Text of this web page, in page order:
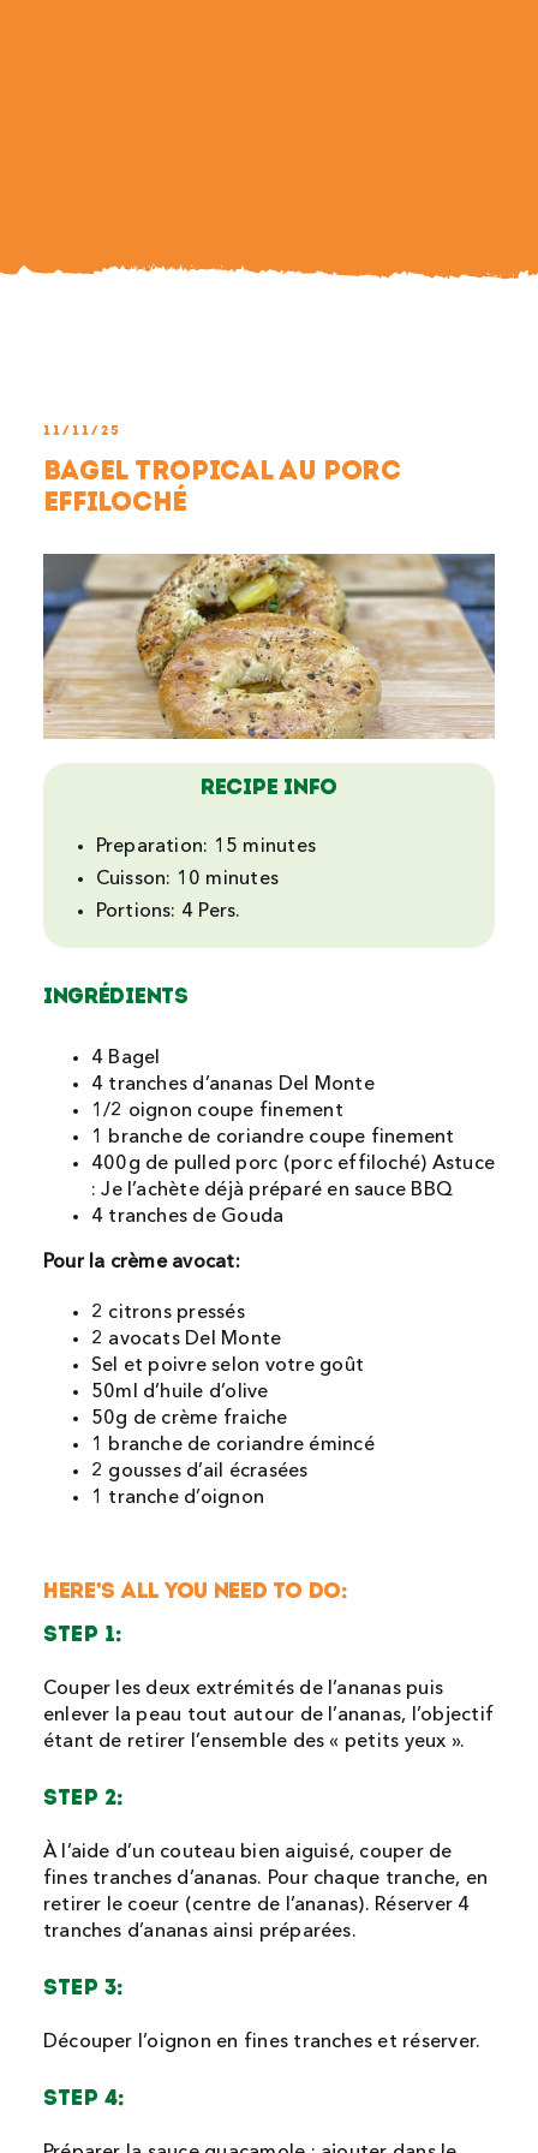
11/11/25
Bagel tropical au porc
effiloché
Recipe Info
Preparation: 15 minutes
Cuisson: 10 minutes
Portions: 4 Pers.
Ingrédients
4 Bagel
4 tranches d’ananas Del Monte
1/2 oignon coupe finement
1 branche de coriandre coupe finement
400g de pulled porc (porc effiloché) Astuce
: Je l’achète déjà préparé en sauce BBQ
4 tranches de Gouda
Pour la crème avocat:
2 citrons pressés
2 avocats Del Monte
Sel et poivre selon votre goût
50ml d’huile d’olive
50g de crème fraiche
1 branche de coriandre émincé
2 gousses d’ail écrasées
1 tranche d’oignon
HERE’S ALL YOU NEED TO DO:
STEP 1:
Couper les deux extrémités de l’ananas puis
enlever la peau tout autour de l’ananas, l’objectif
étant de retirer l’ensemble des « petits yeux ».
STEP 2:
À l’aide d’un couteau bien aiguisé, couper de
fines tranches d’ananas. Pour chaque tranche, en
retirer le coeur (centre de l’ananas). Réserver 4
tranches d’ananas ainsi préparées.
STEP 3:
Découper l’oignon en fines tranches et réserver.
STEP 4: